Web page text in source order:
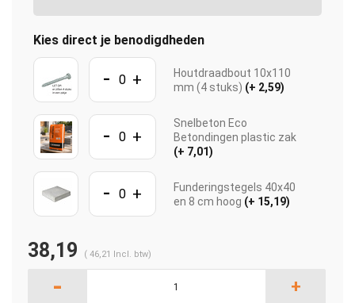
Kies direct je benodigdheden
- +
Houtdraadbout 10x110
mm (4 stuks) (+ 2,59)
- +
Snelbeton Eco
Betondingen plastic zak
(+ 7,01)
- +
Funderingstegels 40x40
en 8 cm hoog (+ 15,19)
38,19 ( 46,21 Incl. btw)
- +